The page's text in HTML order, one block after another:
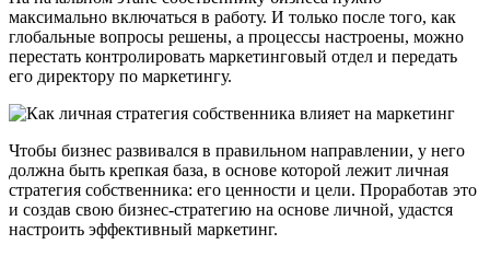
максимально включаться в работу. И только после того, как
глобальные вопросы решены, а процессы настроены, можно
перестать контролировать маркетинговый отдел и передать
его директору по маркетингу.
Чтобы бизнес развивался в правильном направлении, у него
должна быть крепкая база, в основе которой лежит личная
стратегия собственника: его ценности и цели. Проработав это
и создав свою бизнес-стратегию на основе личной, удастся
настроить эффективный маркетинг.